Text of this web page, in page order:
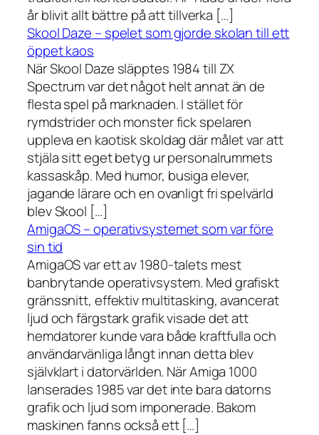
år blivit allt bättre på att tillverka […]
Skool Daze – spelet som gjorde skolan till ett
öppet kaos
När Skool Daze släpptes 1984 till ZX
Spectrum var det något helt annat än de
flesta spel på marknaden. I stället för
rymdstrider och monster fick spelaren
uppleva en kaotisk skoldag där målet var att
stjäla sitt eget betyg ur personalrummets
kassaskåp. Med humor, busiga elever,
jagande lärare och en ovanligt fri spelvärld
blev Skool […]
AmigaOS – operativsystemet som var före
sin tid
AmigaOS var ett av 1980-talets mest
banbrytande operativsystem. Med grafiskt
gränssnitt, effektiv multitasking, avancerat
ljud och färgstark grafik visade det att
hemdatorer kunde vara både kraftfulla och
användarvänliga långt innan detta blev
självklart i datorvärlden. När Amiga 1000
lanserades 1985 var det inte bara datorns
grafik och ljud som imponerade. Bakom
maskinen fanns också ett […]